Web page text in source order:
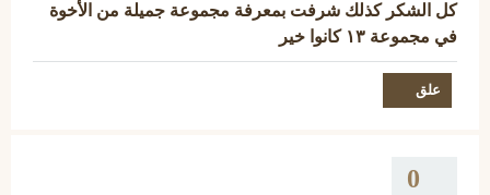
كل الشكر كذلك شرفت بمعرفة مجموعة جميلة من الأخوة
في مجموعة ١٣ كانوا خير
0